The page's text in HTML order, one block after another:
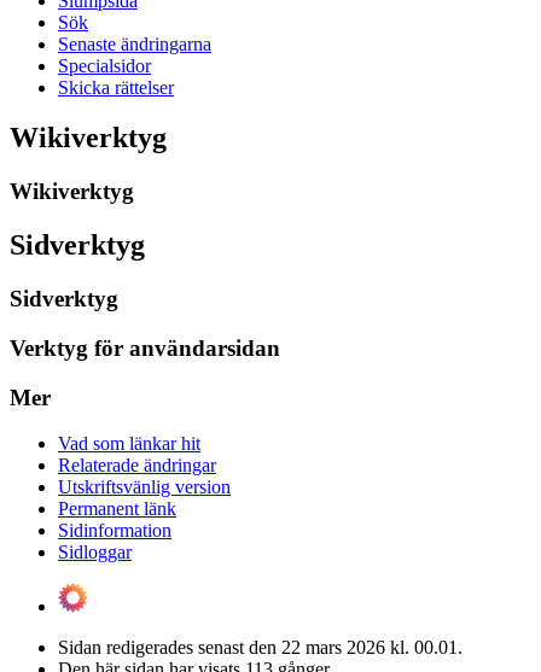
Sök
Senaste ändringarna
Specialsidor
Skicka rättelser
Wikiverktyg
Wikiverktyg
Sidverktyg
Sidverktyg
Verktyg för användarsidan
Mer
Vad som länkar hit
Relaterade ändringar
Utskriftsvänlig version
Permanent länk
Sidinformation
Sidloggar
Sidan redigerades senast den 22 mars 2026 kl. 00.01.